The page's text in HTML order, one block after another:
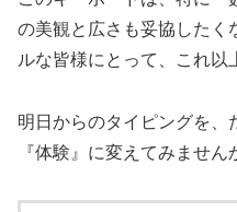
の美観と広さも妥協したく
ルな皆様にとって、これ以
明日からのタイピングを、
『体験』に変えてみません